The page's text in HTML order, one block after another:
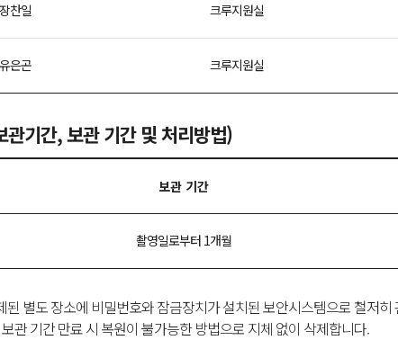
장찬일 크루지원실
유은곤 크루지원실
기간, 보관 기간 및 처리방법)
보관 기간
촬영일로부터 1개월
별도 장소에 비밀번호와 잠금장치가 설치된 보안시스템으로 철저
관 기간 만료 시 복원이 불가능한 방법으로 지체 없이 삭제합니다.